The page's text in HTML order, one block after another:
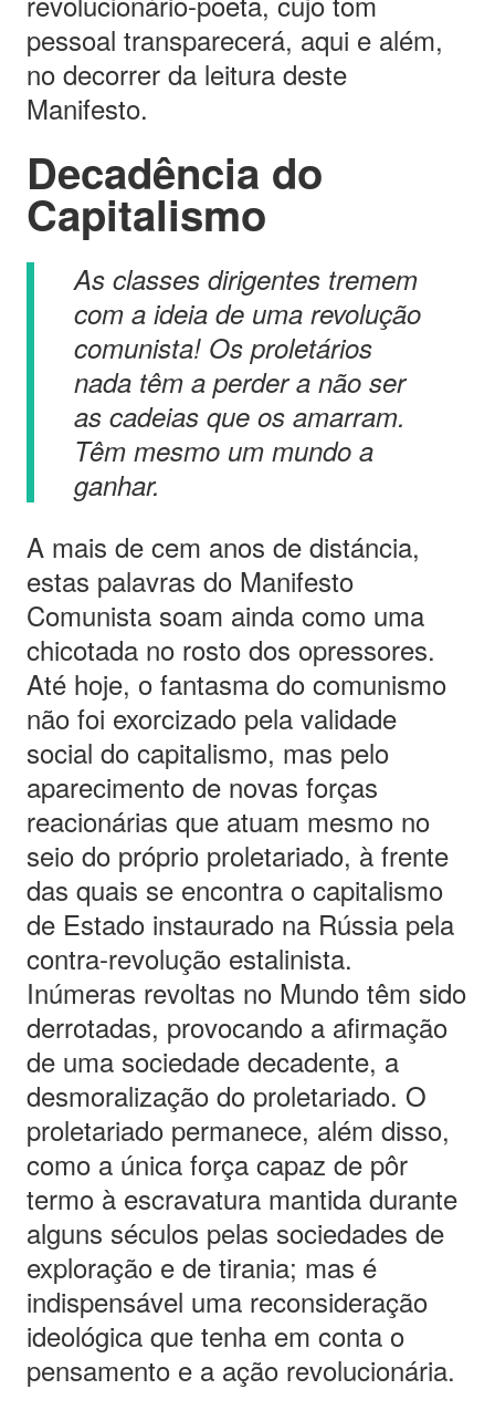
pessoal transparecerá, aqui e além,
no decorrer da leitura deste
Manifesto.
Decadência do
Capitalismo
As classes dirigentes tremem
com a ideia de uma revolução
comunista! Os proletários
nada têm a perder a não ser
as cadeias que os amarram.
Têm mesmo um mundo a
ganhar.
A mais de cem anos de distáncia,
estas palavras do Manifesto
Comunista soam ainda como uma
chicotada no rosto dos opressores.
Até hoje, o fantasma do comunismo
não foi exorcizado pela validade
social do capitalismo, mas pelo
aparecimento de novas forças
reacionárias que atuam mesmo no
seio do próprio proletariado, à frente
das quais se encontra o capitalismo
de Estado instaurado na Rússia pela
contra-revolução estalinista.
Inúmeras revoltas no Mundo têm sido
derrotadas, provocando a afirmação
de uma sociedade decadente, a
desmoralização do proletariado. O
proletariado permanece, além disso,
como a única força capaz de pôr
termo à escravatura mantida durante
alguns séculos pelas sociedades de
exploração e de tirania; mas é
indispensável uma reconsideração
ideológica que tenha em conta o
pensamento e a ação revolucionária.